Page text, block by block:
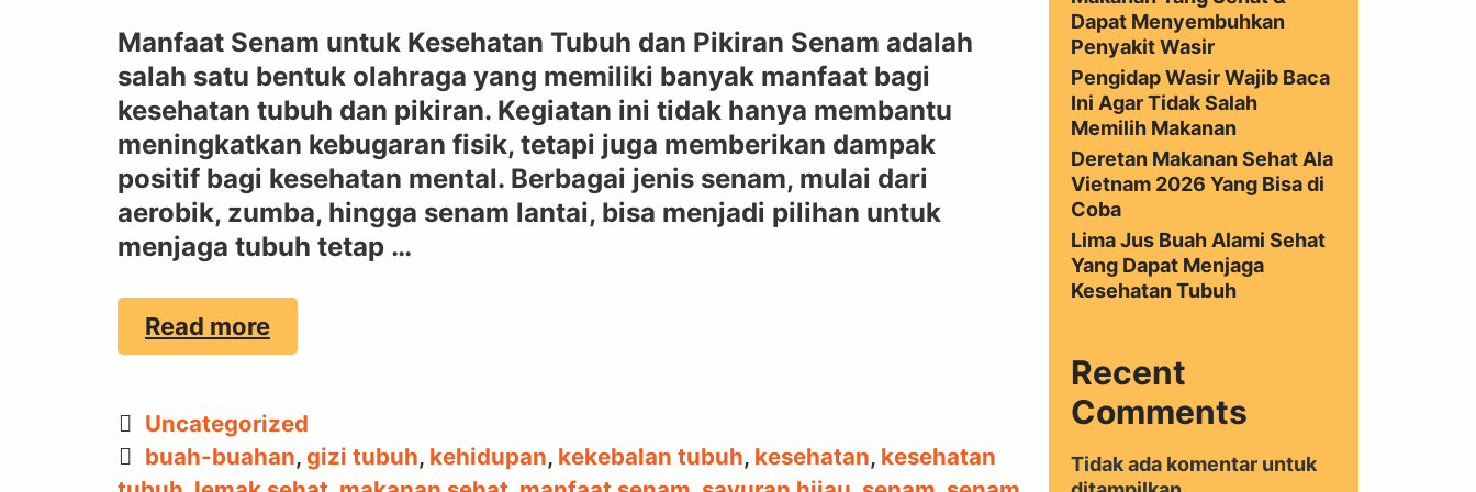
Manfaat Senam untuk Kesehatan Tubuh dan Pikiran Senam adalah
salah satu bentuk olahraga yang memiliki banyak manfaat bagi
kesehatan tubuh dan pikiran. Kegiatan ini tidak hanya membantu
meningkatkan kebugaran fisik, tetapi juga memberikan dampak
positif bagi kesehatan mental. Berbagai jenis senam, mulai dari
aerobik, zumba, hingga senam lantai, bisa menjadi pilihan untuk
menjaga tubuh tetap …
Read moreMANFAAT
SENAM
Categories
Uncategorized
Tags
buah-buahan,gizi tubuh, kehidupan, kekebalan tubuh, kesehatan, kesehatan
Dapat Menyembuhkan
Penyakit Wasir
Pengidap Wasir Wajib Baca
Ini Agar Tidak Salah
Memilih Makanan
Deretan Makanan Sehat Ala
Vietnam 2026 Yang Bisa di
Coba
Lima Jus Buah Alami Sehat
Yang Dapat Menjaga
Kesehatan Tubuh
Recent
Comments
Tidak ada komentar untuk